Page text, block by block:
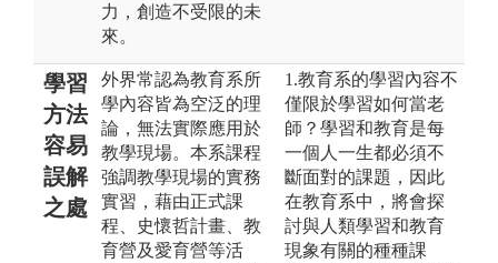
力，創造不受限的未
來。
學習
方法
容易
誤解
之處
外界常認為教育系所
學內容皆為空泛的理
論，無法實際應用於
教學現場。本系課程
強調教學現場的實務
實習，藉由正式課
程、史懷哲計畫、教
育營及愛育營等活
1.教育系的學習內容不
僅限於學習如何當老
師？學習和教育是每
一個人一生都必須不
斷面對的課題，因此
在教育系中，將會探
討與人類學習和教育
現象有關的種種課